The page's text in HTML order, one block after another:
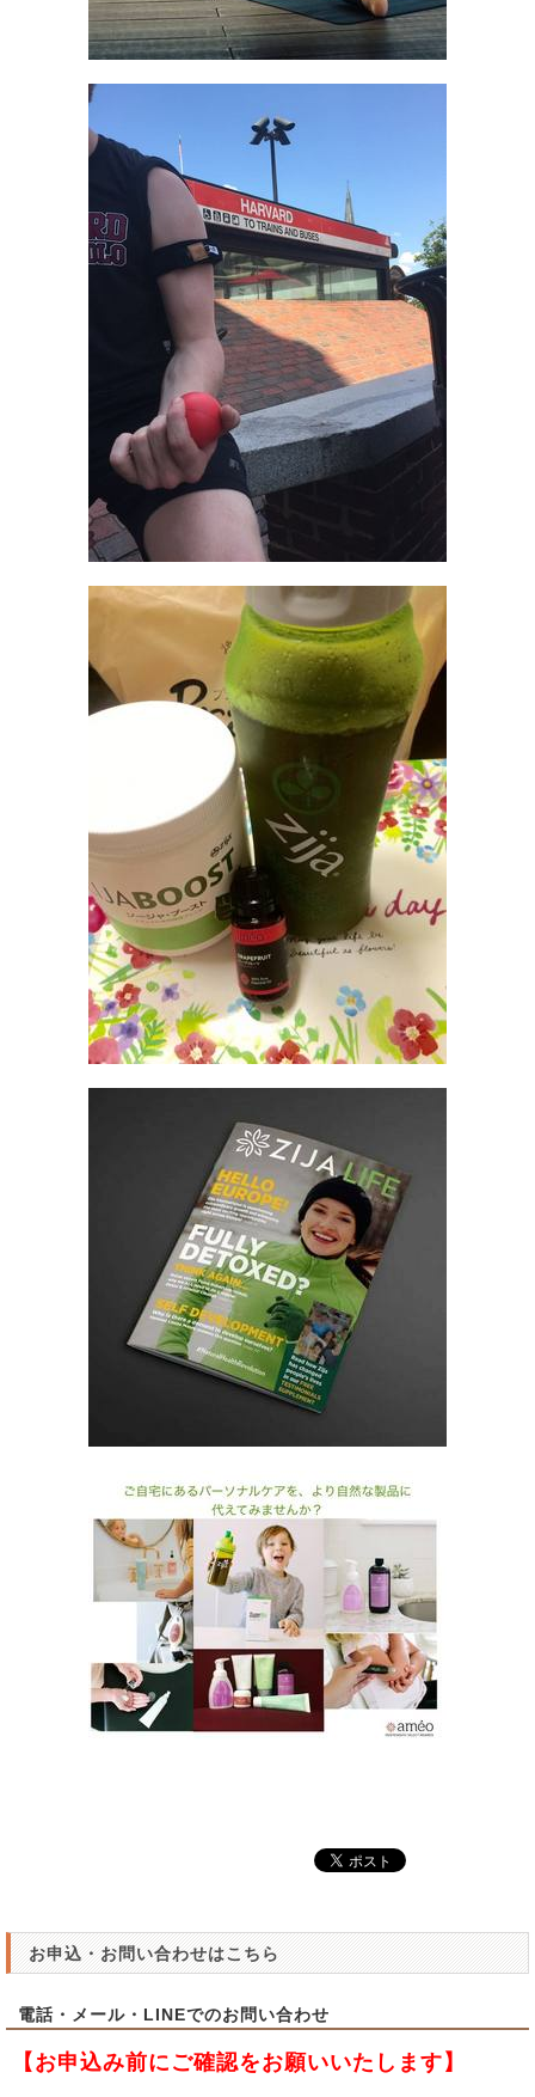
お申込・お問い合わせはこちら
電話・メール・LINEでのお問い合わせ
【お申込み前にご確認をお願いいたします】